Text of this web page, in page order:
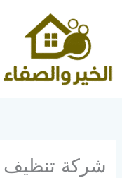
المحتوى
شركة تنظيف